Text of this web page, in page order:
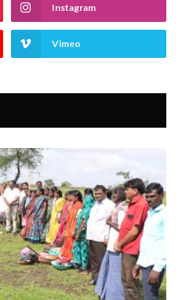
Instagram
Vimeo